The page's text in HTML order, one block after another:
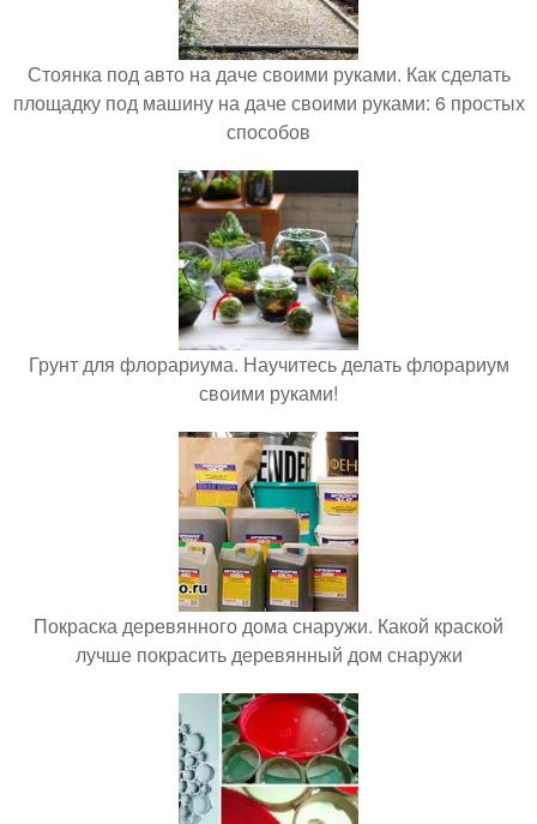
Стоянка под авто на даче своими руками. Как сделать
площадку под машину на даче своими руками: 6 простых
способов
Грунт для флорариума. Научитесь делать флорариум
своими руками!
Покраска деревянного дома снаружи. Какой краской
лучше покрасить деревянный дом снаружи